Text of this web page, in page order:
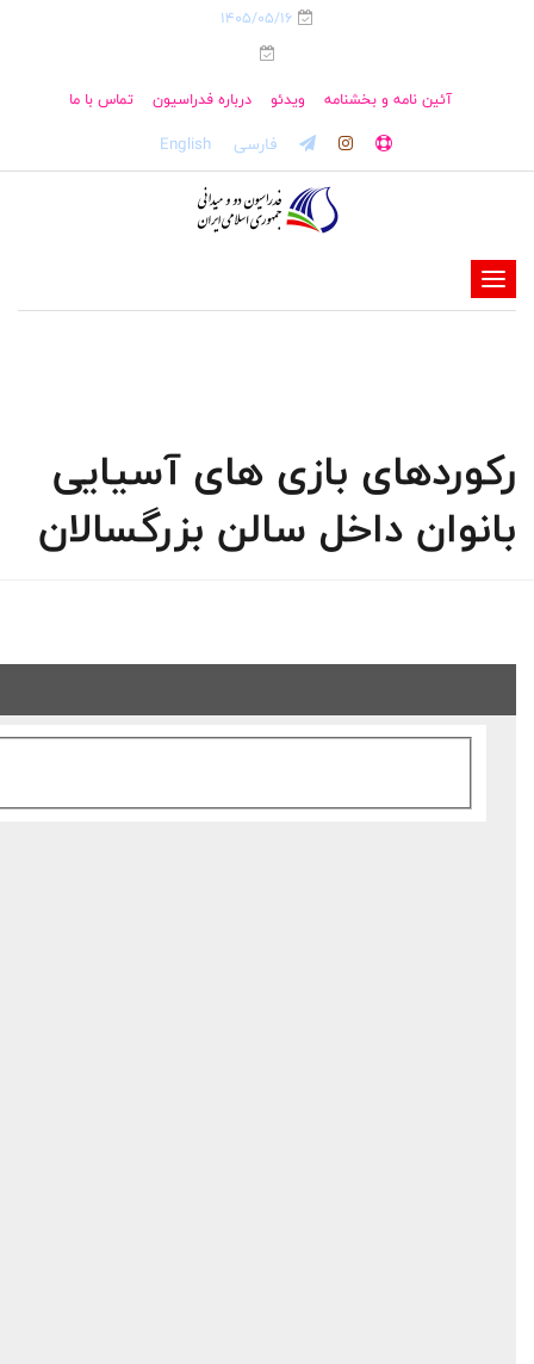
1405/05/16
آئین نامه و بخشنامه ویدئو درباره فدراسیون تماس با ما
فارسی English
-
-
-
رکوردهای بازی های آسیایی
بانوان داخل سالن بزرگسالان